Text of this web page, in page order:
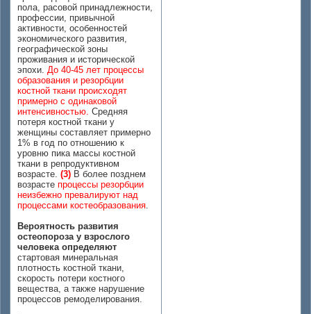
пола, расовой принадлежности,
профессии, привычной
активности, особенностей
экономического развития,
географической зоны
проживания и исторической
эпохи. До 40-45 лет процессы
образования и резорбции
костной ткани происходят
примерно с одинаковой
интенсивностью. Средняя
потеря костной ткани у
женщины составляет примерно
1% в год по отношению к
уровню пика массы костной
ткани в репродуктивном
возрасте. (3) В более позднем
возрасте процессы резорбции
неизбежно превалируют над
процессами костеобразования.
Вероятность развития
остеопороза у взрослого
человека определяют
стартовая минеральная
плотность костной ткани,
скорость потери костного
вещества, а также нарушение
процессов ремоделирования.